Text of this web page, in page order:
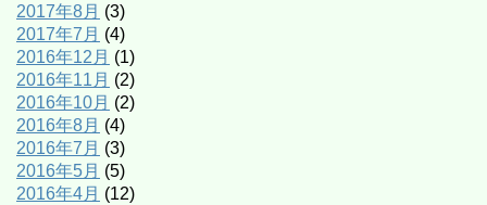
2017年8月 (3)
2017年7月 (4)
2016年12月 (1)
2016年11月 (2)
2016年10月 (2)
2016年8月 (4)
2016年7月 (3)
2016年5月 (5)
2016年4月 (12)